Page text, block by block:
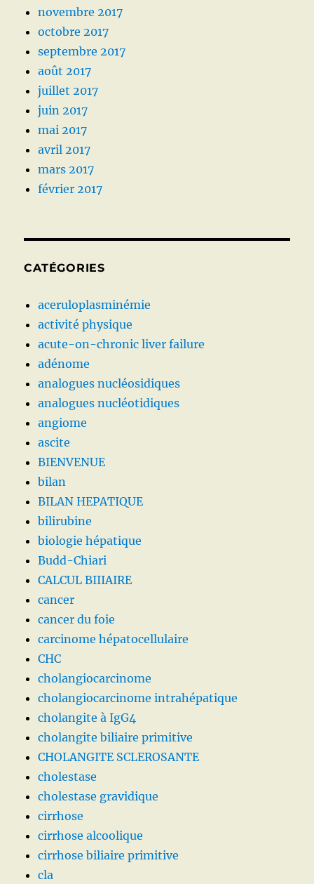
novembre 2017
octobre 2017
septembre 2017
août 2017
juillet 2017
juin 2017
mai 2017
avril 2017
mars 2017
février 2017
CATÉGORIES
aceruloplasminémie
activité physique
acute-on-chronic liver failure
adénome
analogues nucléosidiques
analogues nucléotidiques
angiome
ascite
BIENVENUE
bilan
BILAN HEPATIQUE
bilirubine
biologie hépatique
Budd-Chiari
CALCUL BIIIAIRE
cancer
cancer du foie
carcinome hépatocellulaire
CHC
cholangiocarcinome
cholangiocarcinome intrahépatique
cholangite à IgG4
cholangite biliaire primitive
CHOLANGITE SCLEROSANTE
cholestase
cholestase gravidique
cirrhose
cirrhose alcoolique
cirrhose biliaire primitive
cla